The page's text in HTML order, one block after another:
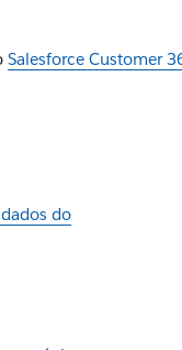
Salesforce Customer
do